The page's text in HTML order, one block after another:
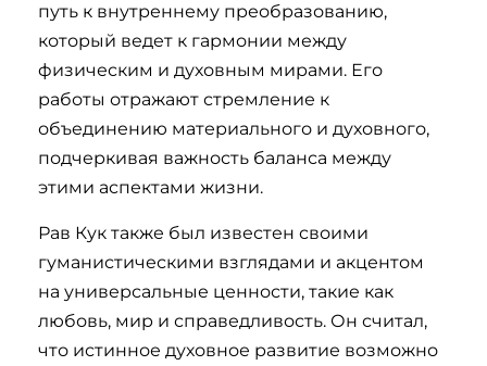
путь к внутреннему преобразованию,
который ведет к гармонии между
физическим и духовным мирами. Его
работы отражают стремление к
объединению материального и духовного,
подчеркивая важность баланса между
этими аспектами жизни.
Рав Кук также был известен своими
гуманистическими взглядами и акцентом
на универсальные ценности, такие как
любовь, мир и справедливость. Он считал,
что истинное духовное развитие возможно